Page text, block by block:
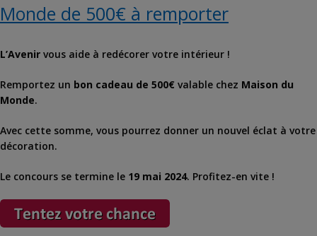
Monde de 500€ à remporter
L’Avenir vous aide à redécorer votre intérieur !
Remportez un bon cadeau de 500€ valable chez Maison du
Monde.
Avec cette somme, vous pourrez donner un nouvel éclat à votre
décoration.
Le concours se termine le 19 mai 2024. Profitez-en vite !